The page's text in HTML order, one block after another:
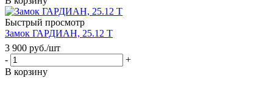
Быстрый просмотр
Замок ГАРДИАН, 25.12 Т
3 900 руб./шт
-
+
В корзину